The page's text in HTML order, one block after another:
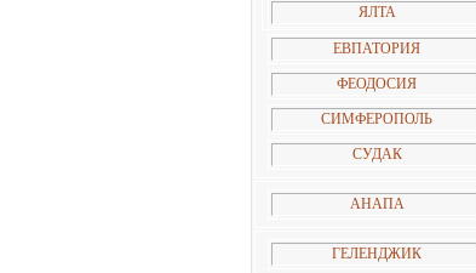
ЯЛТА
ЕВПАТОРИЯ
ФЕОДОСИЯ
СИМФЕРОПОЛЬ
СУДАК
АНАПА
ГЕЛЕНДЖИК